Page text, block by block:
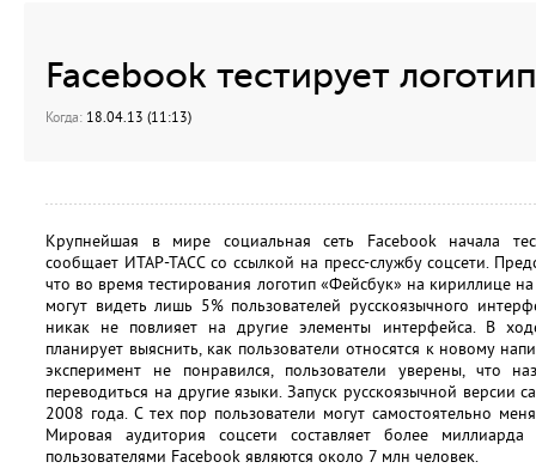
Facebook тестирует
Когда: 18.04.13 (11:13)
Крупнейшая в мире социальная сеть Facebook начала
сообщает ИТАР-ТАСС со ссылкой на пресс-службу соцсети.
что во время тестирования логотип «Фейсбук» на кириллице
могут видеть лишь 5% пользователей русскоязычного
никак не повлияет на другие элементы интерфейса. В
планирует выяснить, как пользователи относятся к новому
эксперимент не понравился, пользователи уверены, что
переводиться на другие языки. Запуск русскоязычной версии
2008 года. С тех пор пользователи могут самостоятельно
Мировая аудитория соцсети составляет более
пользователями Facebook являются около 7 млн человек.